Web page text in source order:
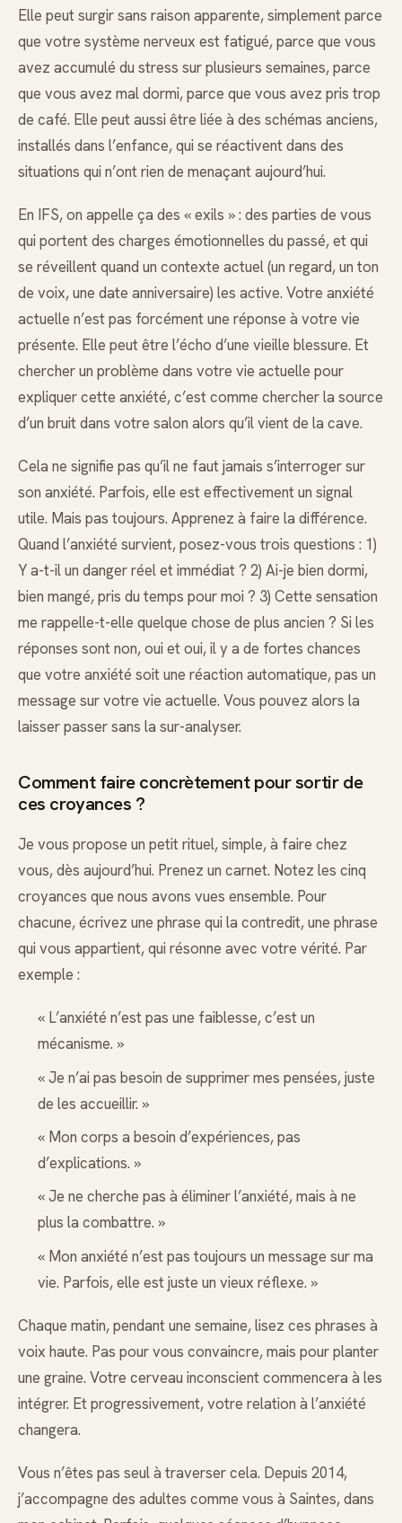
Elle peut surgir sans raison apparente, simplement parce
que votre système nerveux est fatigué, parce que vous
avez accumulé du stress sur plusieurs semaines, parce
que vous avez mal dormi, parce que vous avez pris trop
de café. Elle peut aussi être liée à des schémas anciens,
installés dans l’enfance, qui se réactivent dans des
situations qui n’ont rien de menaçant aujourd’hui.
En IFS, on appelle ça des « exils » : des parties de vous
qui portent des charges émotionnelles du passé, et qui
se réveillent quand un contexte actuel (un regard, un ton
de voix, une date anniversaire) les active. Votre anxiété
actuelle n’est pas forcément une réponse à votre vie
présente. Elle peut être l’écho d’une vieille blessure. Et
chercher un problème dans votre vie actuelle pour
expliquer cette anxiété, c’est comme chercher la source
d’un bruit dans votre salon alors qu’il vient de la cave.
Cela ne signifie pas qu’il ne faut jamais s’interroger sur
son anxiété. Parfois, elle est effectivement un signal
utile. Mais pas toujours. Apprenez à faire la différence.
Quand l’anxiété survient, posez-vous trois questions : 1)
Y a-t-il un danger réel et immédiat ? 2) Ai-je bien dormi,
bien mangé, pris du temps pour moi ? 3) Cette sensation
me rappelle-t-elle quelque chose de plus ancien ? Si les
réponses sont non, oui et oui, il y a de fortes chances
que votre anxiété soit une réaction automatique, pas un
message sur votre vie actuelle. Vous pouvez alors la
laisser passer sans la sur-analyser.
Comment faire concrètement pour sortir de
ces croyances ?
Je vous propose un petit rituel, simple, à faire chez
vous, dès aujourd’hui. Prenez un carnet. Notez les cinq
croyances que nous avons vues ensemble. Pour
chacune, écrivez une phrase qui la contredit, une phrase
qui vous appartient, qui résonne avec votre vérité. Par
exemple :
« L’anxiété n’est pas une faiblesse, c’est un
mécanisme. »
« Je n’ai pas besoin de supprimer mes pensées, juste
de les accueillir. »
« Mon corps a besoin d’expériences, pas
d’explications. »
« Je ne cherche pas à éliminer l’anxiété, mais à ne
plus la combattre. »
« Mon anxiété n’est pas toujours un message sur ma
vie. Parfois, elle est juste un vieux réflexe. »
Chaque matin, pendant une semaine, lisez ces phrases à
voix haute. Pas pour vous convaincre, mais pour planter
une graine. Votre cerveau inconscient commencera à les
intégrer. Et progressivement, votre relation à l’anxiété
changera.
Vous n’êtes pas seul à traverser cela. Depuis 2014,
j’accompagne des adultes comme vous à Saintes, dans